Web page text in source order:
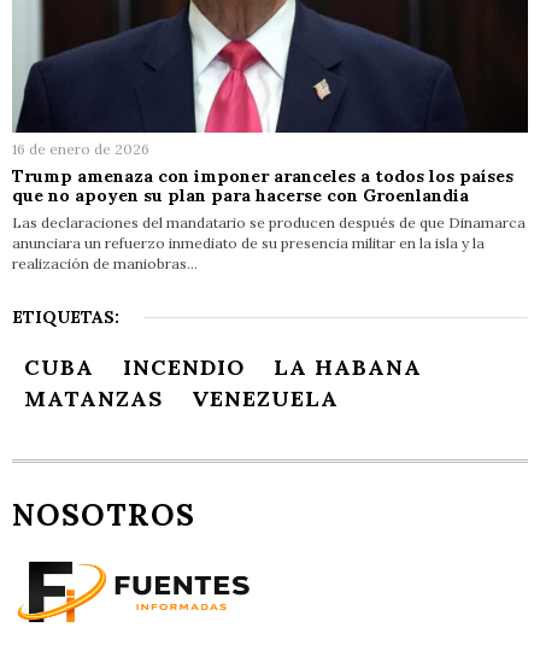
16 de enero de 2026
Trump amenaza con imponer aranceles a todos los países
que no apoyen su plan para hacerse con Groenlandia
Las declaraciones del mandatario se producen después de que Dinamarca
anunciara un refuerzo inmediato de su presencia militar en la isla y la
realización de maniobras…
ETIQUETAS:
CUBA INCENDIO
LA HABANA
MATANZAS
VENEZUELA
NOSOTROS